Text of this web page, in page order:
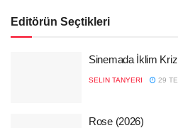
Editörün Seçtikleri
Sinemada İklim
SELIN TANYERI 29
Rose (2026)